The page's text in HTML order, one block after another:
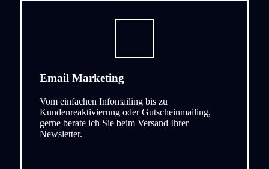
Email Marketing
Vom einfachen Infomailing bis zu
Kundenreaktivierung oder Gutscheinmailing,
gerne berate ich Sie beim Versand Ihrer
Newsletter.